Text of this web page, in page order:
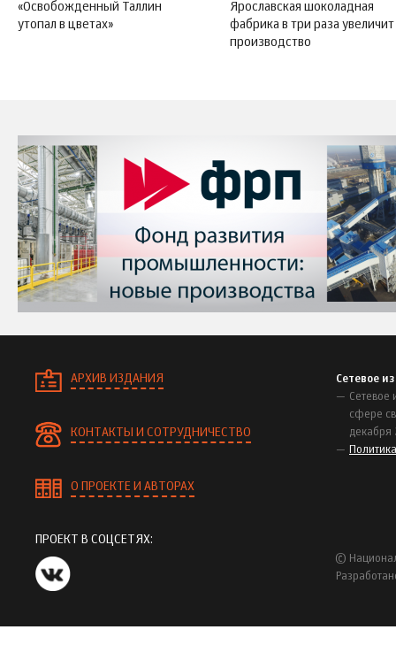
«Освобожденный Таллин
утопал в цветах»
Ярославская шоколадная
фабрика в три раза увеличит
производство
АРХИВ ИЗДАНИЯ
КОНТАКТЫ И СОТРУДНИЧЕСТВО
О ПРОЕКТЕ И АВТОРАХ
Сетевое
Сетевое
сфере
декабря
ПРОЕКТ В СОЦСЕТЯХ:
©